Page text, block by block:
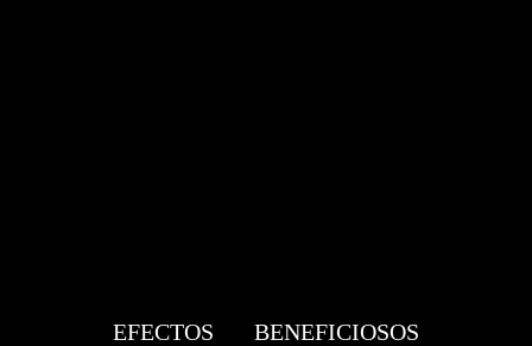
EFECTOS BENEFICIOSOS